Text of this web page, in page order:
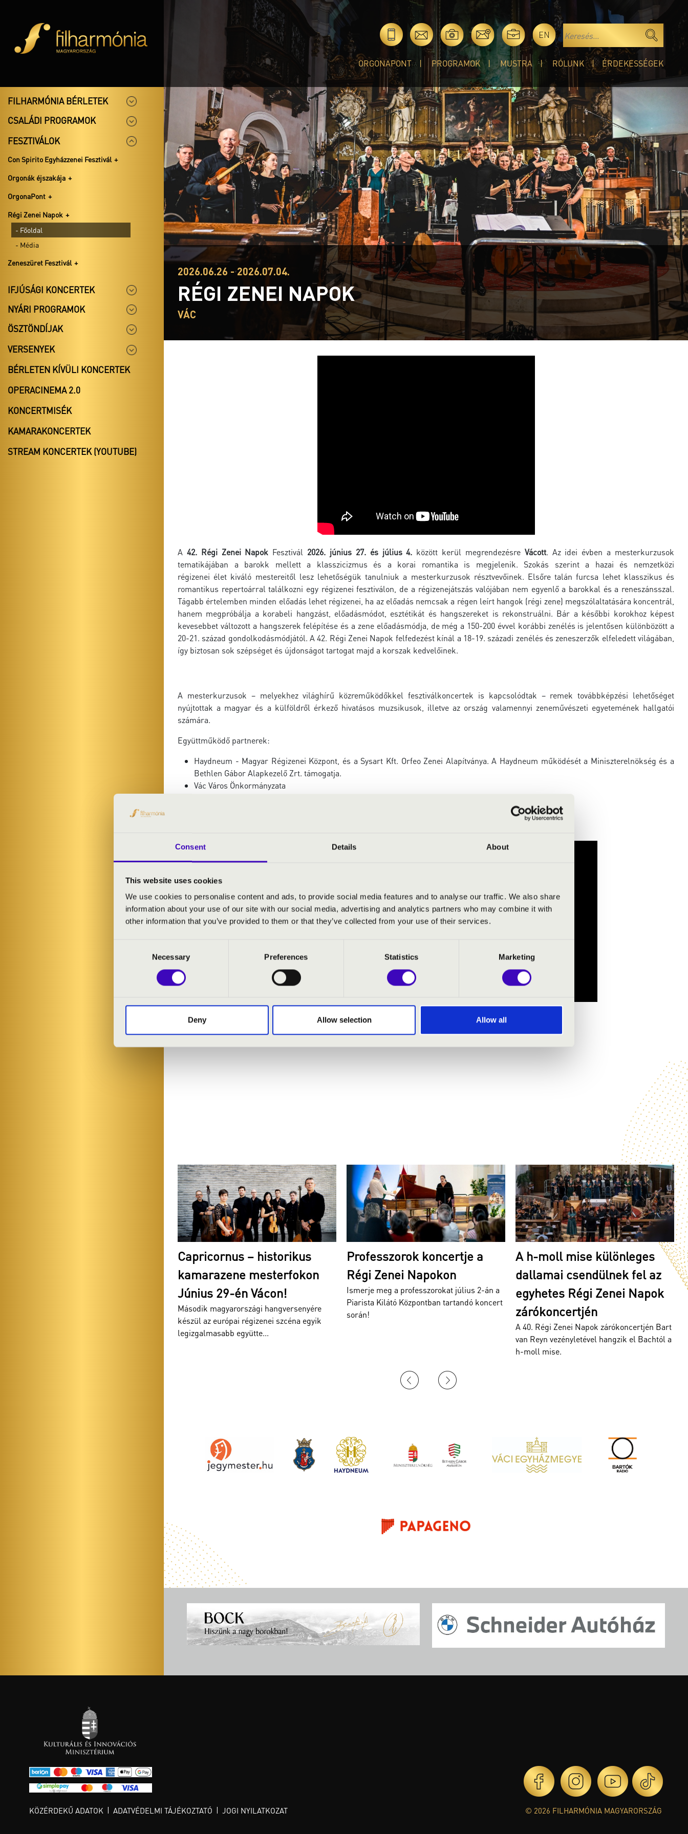
Consent Details About
This website uses cookies
We use cookies to personalise content and ads, to provide social media features and to analyse our traffic. We also share
information about your use of our site with our social media, advertising and analytics partners who may combine it with
other information that you’ve provided to them or that they’ve collected from your use of their services.
Necessary Preferences Statistics Marketing
Deny Allow selection Allow all
EN
ORGONAPONT PROGRAMOK MUSTRA RÓLUNK ÉRDEKESSÉGEK
FILHARMÓNIA BÉRLETEK
CSALÁDI PROGRAMOK
FESZTIVÁLOK
Con Spirito Egyházzenei Fesztivál
Orgonák éjszakája
OrgonaPont
Régi Zenei Napok
- Főoldal
- Média
Zeneszüret Fesztivál
IFJÚSÁGI KONCERTEK
NYÁRI PROGRAMOK
ÖSZTÖNDÍJAK
VERSENYEK
BÉRLETEN KÍVÜLI KONCERTEK
OPERACINEMA 2.0
KONCERTMISÉK
KAMARAKONCERTEK
STREAM KONCERTEK (YOUTUBE)
2026.06.26 - 2026.07.04.
RÉGI ZENEI NAPOK
VÁC
A 42. Régi Zenei Napok Fesztivál 2026. június 27. és július 4. között kerül megrendezésre Vácott. Az idei évben a mesterkurzusok
tematikájában a barokk mellett a klasszicizmus és a korai romantika is megjelenik. Szokás szerint a hazai és nemzetközi
régizenei élet kiváló mestereitől lesz lehetőségük tanulniuk a mesterkurzusok résztvevőinek. Elsőre talán furcsa lehet klasszikus és
romantikus repertoárral találkozni egy régizenei fesztiválon, de a régizenejátszás valójában nem egyenlő a barokkal és a reneszánsszal.
Tágabb értelemben minden előadás lehet régizenei, ha az előadás nemcsak a régen leírt hangok (régi zene) megszólaltatására koncentrál,
hanem megpróbálja a korabeli hangzást, előadásmódot, esztétikát és hangszereket is rekonstruálni. Bár a későbbi korokhoz képest
kevesebbet változott a hangszerek felépítése és a zene előadásmódja, de még a 150-200 évvel korábbi zenélés is jelentősen különbözött a
20-21. század gondolkodásmódjától. A 42. Régi Zenei Napok felfedezést kínál a 18-19. századi zenélés és zeneszerzők elfeledett világában,
így biztosan sok szépséget és újdonságot tartogat majd a korszak kedvelőinek.
A mesterkurzusok – melyekhez világhírű közreműködőkkel fesztiválkoncertek is kapcsolódtak – remek továbbképzési lehetőséget
nyújtottak a magyar és a külföldről érkező hivatásos muzsikusok, illetve az ország valamennyi zeneművészeti egyetemének hallgatói
számára.
Együttműködő partnerek:
Haydneum - Magyar Régizenei Központ, és a Sysart Kft. Orfeo Zenei Alapítványa. A Haydneum működését a Miniszterelnökség és a
Bethlen Gábor Alapkezelő Zrt. támogatja.
Vác Város Önkormányzata
Vashegyi György, a fesztivál művészeti vezetője így mesél a 42. Régi Zenei Napok ígéretes tematikájáról:
Professzorok koncertje a
Régi Zenei Napokon
Ismerje meg a professzorokat július 2-án a
során!
A h-moll mise különleges
dallamai csendülnek fel az
egyhetes Régi Zenei Napok
zárókoncertjén
Kezdetét veszi a Régi Zenei
Napok Vácott!
Június 29-től július 6-ig ismét Vácott kerül
megrendezésre a Régi Zenei Napok, idén
már a jubileumi...
KÖZÉRDEKŰ ADATOK ADATVÉDELMI TÁJÉKOZTATÓ JOGI NYILATKOZAT © 2026 FILHARMÓNIA MAGYARORSZÁG